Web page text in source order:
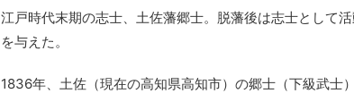
江戸時代末期の志士、土佐藩郷士。脱藩後は志士として
を与えた。
1836年、土佐（現在の高知県高知市）の郷士（下級武士